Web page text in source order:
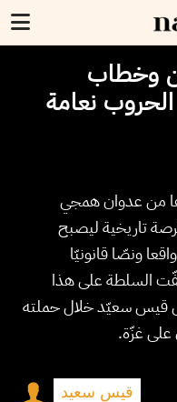
وخطاب
نعامة
2023 وما تلاها من عدوان همجي
تاريخية ليصبح
ونصّا قانونيّا
السلطة على هذا
قيس سعيّد خلال حملته
على غزّة.
قيس سعيد